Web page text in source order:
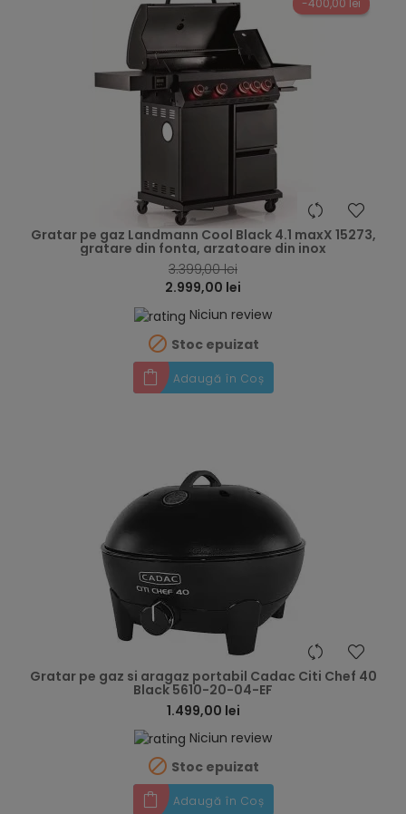
-400,00 lei
Gratar pe gaz Landmann Cool Black 4.1 maxX 15273,
gratare din fonta, arzatoare din inox
3.399,00 lei
2.999,00 lei
Niciun review
 Stoc epuizat
Adaugă în Coș
Gratar pe gaz si aragaz portabil Cadac Citi Chef 40
Black 5610-20-04-EF
1.499,00 lei
Niciun review
 Stoc epuizat
Adaugă în Coș